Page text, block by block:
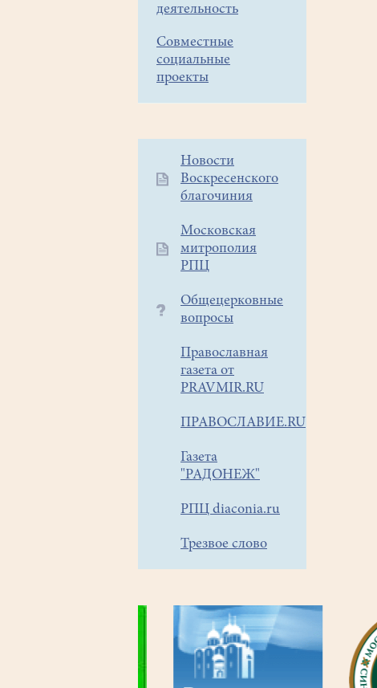
деятельность
Совместные
социальные
проекты
Дополнительное
меню
Новости
Воскресенского
благочиния
Московская
митрополия
РПЦ
Общецерковные
вопросы
Православная
газета от
PRAVMIR.RU
ПРАВОСЛАВИЕ.RU
Газета
"РАДОНЕЖ"
РПЦ diaconia.ru
Трезвое слово